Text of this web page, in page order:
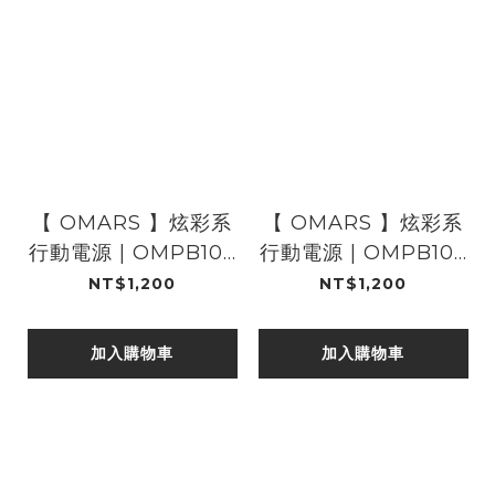
【 OMARS 】炫彩系
行動電源 | OMPB10F
K-BL
NT$1,200
加入購物車
【 OMARS 】炫彩系
行動電源 | OMPB10F
K-GN
NT$1,200
加入購物車